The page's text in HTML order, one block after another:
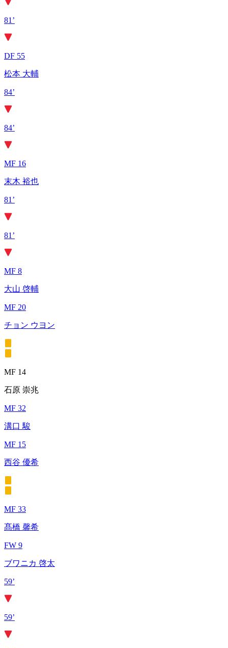
81’
DF 55
松本 大輔
84’
84’
MF 16
末木 裕也
81’
81’
MF 8
大山 啓輔
MF 20
チョン ウヨン
MF 14
石原 崇兆
MF 32
溝口 駿
MF 15
西谷 優希
MF 33
髙橋 馨希
FW 9
ブワニカ 啓太
59’
59’